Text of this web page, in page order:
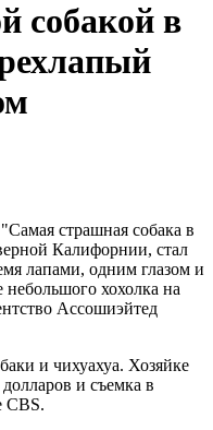
собакой в
страшная собака в
Калифорнии, стал
лапами, одним глазом и
хохолка на
Ассошиэйтед
и чихуахуа. Хозяйке
и съемка в
CBS.